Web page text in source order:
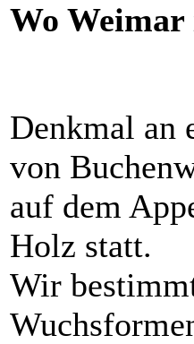
Wo
Denkmal an
von
auf dem
Holz statt.
Wir